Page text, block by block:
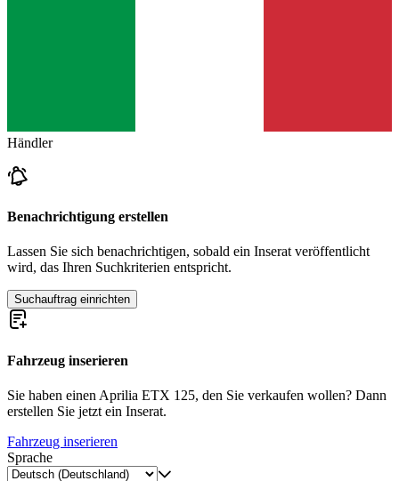
Händler
Benachrichtigung erstellen
Lassen Sie sich benachrichtigen, sobald ein Inserat veröffentlicht
wird, das Ihren Suchkriterien entspricht.
Suchauftrag einrichten
Fahrzeug inserieren
Sie haben einen Aprilia ETX 125, den Sie verkaufen wollen? Dann
erstellen Sie jetzt ein Inserat.
Fahrzeug inserieren
Sprache